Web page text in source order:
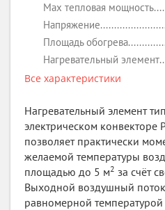
Max тепловая мощность
Напряжение
Площадь обогрева
Нагревательный элемент
Все характеристики
Нагревательный элемент
электрическом
позволяет практически
желаемой температуры
площадью до 5 м2 за счёт
Выходной воздушный поток
равномерной